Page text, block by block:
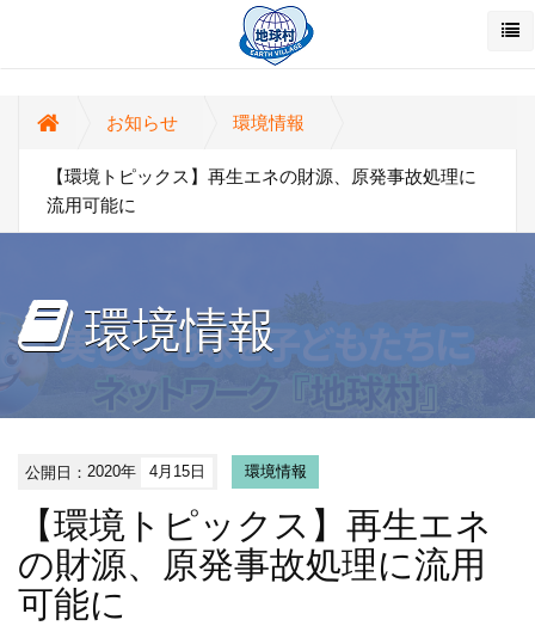
お知らせ 環境情報
【環境トピックス】再生エネの財源、原発事故処理に
流用可能に
環境情報
公開日：2020年 4月15日 環境情報
【環境トピックス】再生エネ
の財源、原発事故処理に流用
可能に